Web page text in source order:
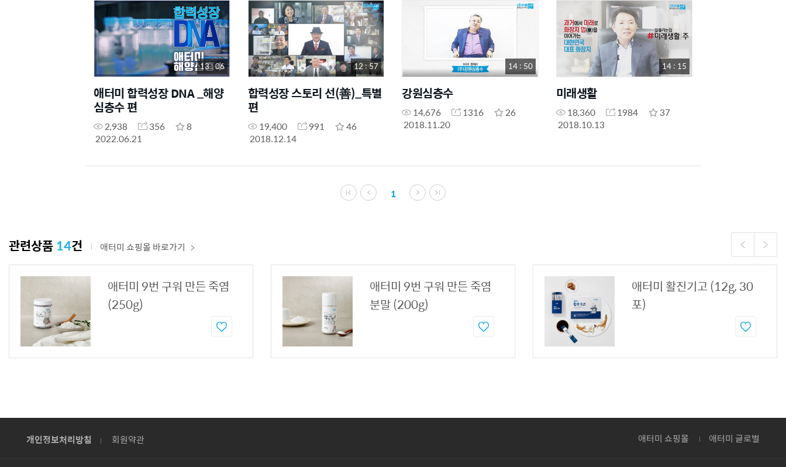
13 : 06
애터미 합력성장 DNA _해양
심층수 편
2,938 356
8
2022.06.21
12 : 57
합력성장 스토리 선(善)_특별
편
19,400 991
46
2018.12.14
14 : 50
강원심층수
14,676 1316
26
2018.11.20
14 : 15
미래생활
18,360 1984
37
2018.10.13
1
관련상품14건 애터미 쇼핑몰 바로가기
애터미 9번 구워 만든 죽염
(250g)
애터미 9번 구워 만든 죽염
분말 (200g)
애터미 활진기고 (12g, 30
포)
개인정보처리방침 회원약관 애터미 쇼핑몰 애터미 글로벌